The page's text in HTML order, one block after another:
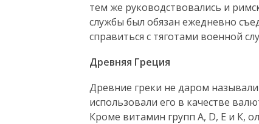
тем же руководствовались и
службы был обязан ежедневно
справиться с тяготами военной
Древняя Греция
Древние греки не даром
использовали его в качестве
Кроме витамин групп А, D, Е и К,